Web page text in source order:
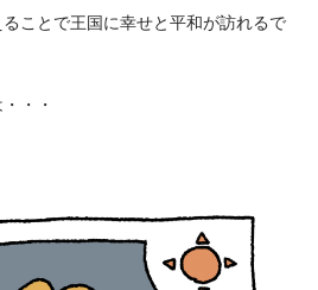
ことで王国に幸せと平和が訪れるで
・・